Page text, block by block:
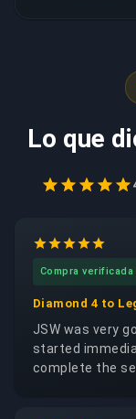
Lo que
Compra verificada
Diamond 4 to
JSW was very
started
complete the